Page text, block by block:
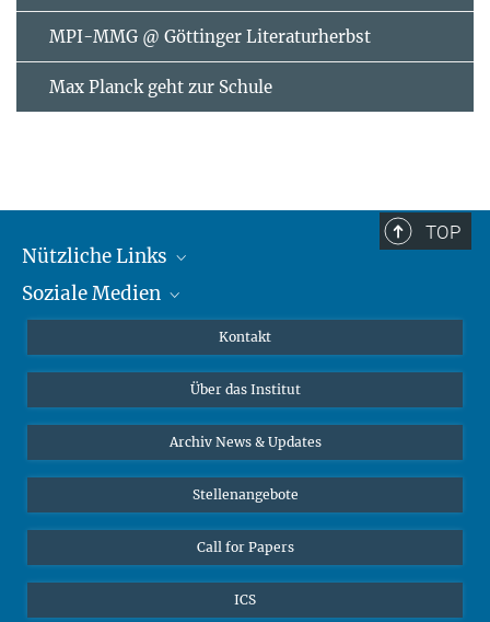
MPI-MMG @ Göttinger Literaturherbst
Max Planck geht zur Schule
TOP
Nützliche Links
MMG Alumni Corner
Online-Vorträge
Interviews zum Thema "Diversity"
Soziale Medien
Bluesky
Kontakt
Über das Institut
Archiv News & Updates
Stellenangebote
Call for Papers
ICS